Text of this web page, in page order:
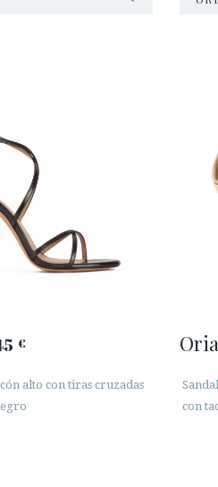
€
alto con tiras cruzadas
Oria
con